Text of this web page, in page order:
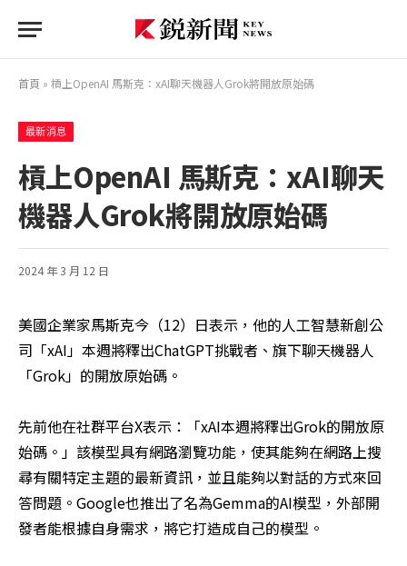
首頁 » 槓上OpenAI 馬斯克：xAI聊天機器人Grok將開放原始碼
最新消息
槓上OpenAI 馬斯克：xAI聊天
機器人Grok將開放原始碼
2024 年 3 月 12 日
美國企業家馬斯克今（12）日表示，他的人工智慧新創公
司「xAI」本週將釋出ChatGPT挑戰者、旗下聊天機器人
「Grok」的開放原始碼。
先前他在社群平台X表示：「xAI本週將釋出Grok的開放原
始碼。」該模型具有網路瀏覽功能，使其能夠在網路上搜
尋有關特定主題的最新資訊，並且能夠以對話的方式來回
答問題。Google也推出了名為Gemma的AI模型，外部開
發者能根據自身需求，將它打造成自己的模型。